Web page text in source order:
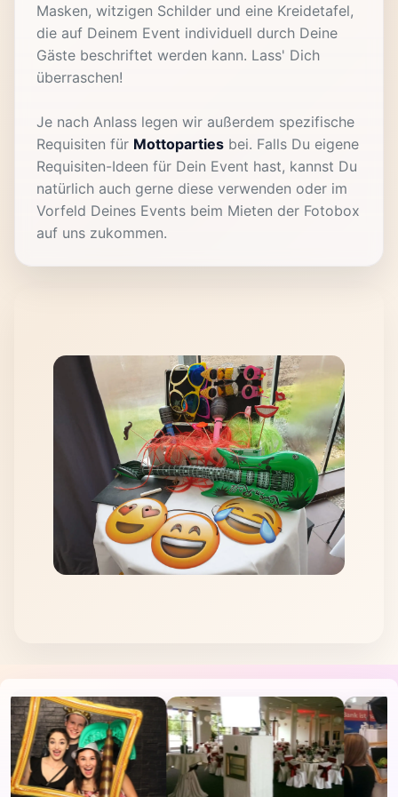
Masken, witzigen Schilder und eine Kreidetafel,
die auf Deinem Event individuell durch Deine
Gäste beschriftet werden kann. Lass' Dich
überraschen!
Je nach Anlass legen wir außerdem spezifische
Requisiten für Mottoparties bei. Falls Du eigene
Requisiten-Ideen für Dein Event hast, kannst Du
natürlich auch gerne diese verwenden oder im
Vorfeld Deines Events beim Mieten der Fotobox
auf uns zukommen.